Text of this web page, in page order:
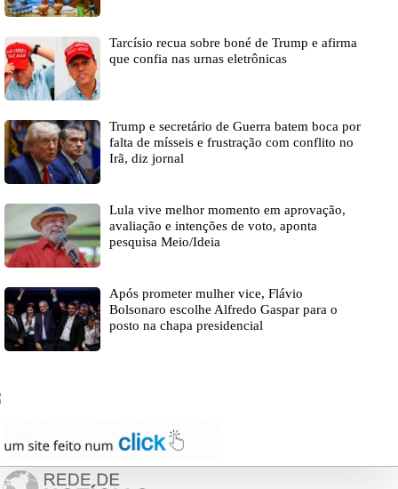
Tarcísio recua sobre boné de Trump e afirma
que confia nas urnas eletrônicas
Trump e secretário de Guerra batem boca por
falta de mísseis e frustração com conflito no
Irã, diz jornal
Lula vive melhor momento em aprovação,
avaliação e intenções de voto, aponta
pesquisa Meio/Ideia
Após prometer mulher vice, Flávio
Bolsonaro escolhe Alfredo Gaspar para o
posto na chapa presidencial